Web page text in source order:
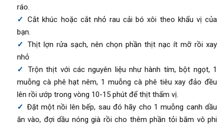
ráo.
Cắt khúc hoặc cắt nhỏ rau cải bó xôi theo khẩu vị của
bạn.
Thịt lợn rửa sạch, nên chọn phần thịt nạc ít mỡ rồi xay
nhỏ
Trộn thịt với các nguyên liệu như hành tím, bột ngọt, 1
muỗng cà phê hạt nêm, 1 muỗng cà phê tiêu xay đảo đều
lên rồi ướp trong vòng 10-15 phút để thịt thấm vị.
Đặt một nồi lên bếp, sau đó hãy cho 1 muỗng canh dầu
ăn vào, đợi dầu nóng già rồi cho thêm phần tỏi băm vô phi